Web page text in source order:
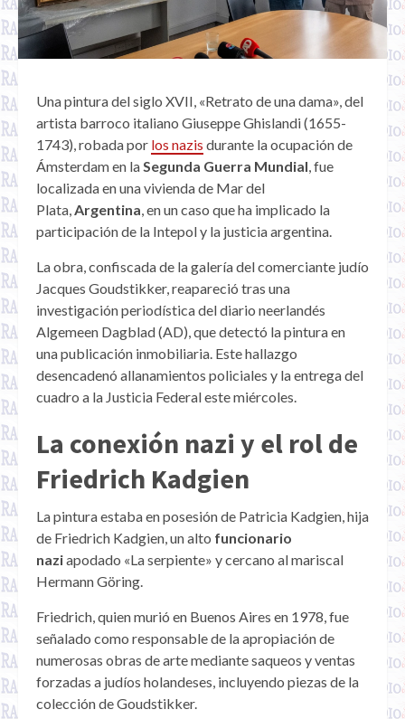
Una pintura del siglo XVII, «Retrato de una dama», del
artista barroco italiano Giuseppe Ghislandi (1655-
1743), robada por los nazis durante la ocupación de
Ámsterdam en laSegunda Guerra Mundial, fue
localizada en una vivienda de Mar del
Plata,Argentina, en un caso que ha implicado la
participación de la Intepol y la justicia argentina.
La obra, confiscada de la galería del comerciante judío
Jacques Goudstikker, reapareció tras una
investigación periodística del diario neerlandés
Algemeen Dagblad (AD), que detectó la pintura en
una publicación inmobiliaria. Este hallazgo
desencadenó allanamientos policiales y la entrega del
cuadro a la Justicia Federal este miércoles.
La conexión nazi y el rol de
Friedrich Kadgien
La pintura estaba en posesión de Patricia Kadgien, hija
de Friedrich Kadgien, un alto funcionario
naziapodado «La serpiente» y cercano al mariscal
Hermann Göring.
Friedrich, quien murió en Buenos Aires en 1978, fue
señalado como responsable de la apropiación de
numerosas obras de arte mediante saqueos y ventas
forzadas a judíos holandeses, incluyendo piezas de la
colección de Goudstikker.